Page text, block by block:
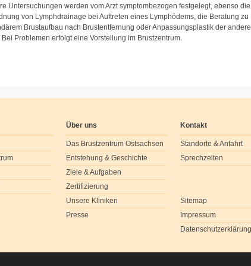
Untersuchungen werden vom Arzt symptombezogen festgelegt, ebenso die
von Lymphdrainage bei Auftreten eines Lymphödems, die Beratung zu
Brustaufbau nach Brustentfernung oder Anpassungsplastik der
Bei Problemen erfolgt eine Vorstellung im Brustzentrum.
Über uns
Das Brustzentrum Ostsachsen
Entstehung & Geschichte
Ziele & Aufgaben
Zertifizierung
Unsere Kliniken
Presse
Kontakt
Standorte & Anfahrt
Sprechzeiten
Sitemap
Impressum
Datenschutzerklärung